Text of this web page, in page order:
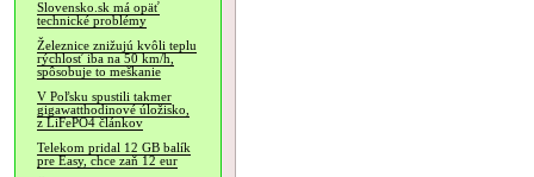
Slovensko.sk má opäť
technické problémy
Železnice znižujú kvôli teplu
rýchlosť iba na 50 km/h,
spôsobuje to meškanie
V Poľsku spustili takmer
gigawatthodinové úložisko,
z LiFePO4 článkov
Telekom pridal 12 GB balík
pre Easy, chce zaň 12 eur